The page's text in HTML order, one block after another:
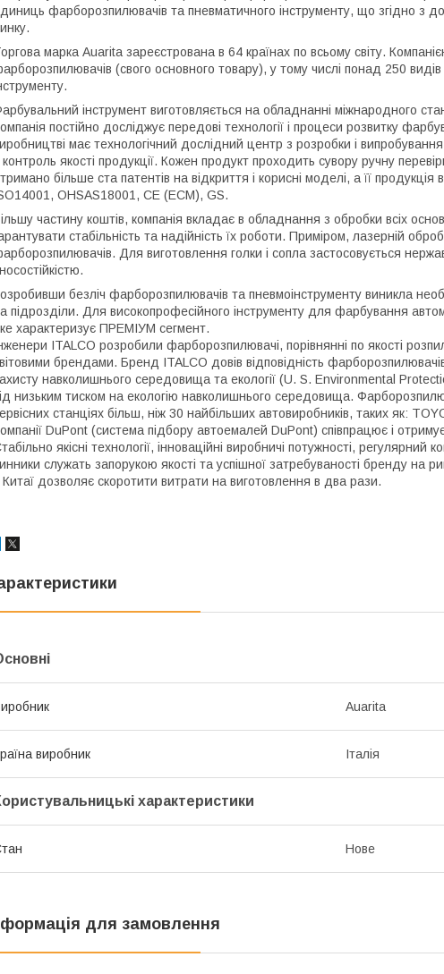
фарборозпилювачів та пневматичного інструменту, що згідно з
марка Auarita зареєстрована в 64 країнах по всьому світу.
(свого основного товару), у тому числі понад 250
інструмент виготовляється на обладнанні міжнародного
постійно досліджує передові технології і процеси розвитку
має технологічний дослідний центр з розробки і
контроль якості продукції. Кожен продукт проходить сувору ручну
більше ста патентів на відкриття і корисні моделі, а її продукція
OHSAS18001, CE (ECM), GS.
частину коштів, компанія вкладає в обладнання з обробки всіх
стабільність та надійність їх роботи. Приміром, лазерній
Для виготовлення голки і сопла застосовується
безліч фарборозпилювачів та пневмоінструменту виникла
підрозділи. Для високопрофесійного інструменту для фарбування
характеризує ПРЕМІУМ сегмент.
ITALCO розробили фарборозпилювачі, порівнянні по якості
брендами. Бренд ITALCO довів відповідність
навколишнього середовища та екології (U. S. Environmental
низьким тиском на екологію навколишнього середовища.
станціях більш, ніж 30 найбільших автовиробників, таких як:
DuPont (система підбору автоемалей DuPont) співпрацює і
якісні технології, інноваційні виробничі потужності, регулярний
служать запорукою якості та успішної затребуваності бренду на
Китаї дозволяє скоротити витрати на виготовлення в два рази.
Auarita
виробник Італія
характеристики
Нове
для замовлення